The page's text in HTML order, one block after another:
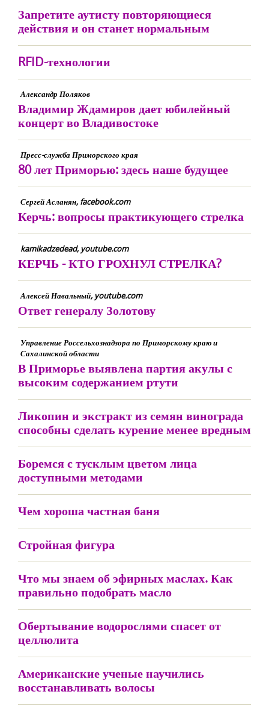
Запретите аутисту повторяющиеся
действия и он станет нормальным
RFID-технологии
Александр Поляков
Владимир Ждамиров дает юбилейный
концерт во Владивостоке
Пресс-служба Приморского края
80 лет Приморью: здесь наше будущее
Сергей Асланян, facebook.com
Керчь: вопросы практикующего стрелка
kamikadzedead, youtube.com
КЕРЧЬ - КТО ГРОХНУЛ СТРЕЛКА?
Алексей Навальный, youtube.com
Ответ генералу Золотову
Управление Россельхознадзора по Приморскому краю и
Сахалинской области
В Приморье выявлена партия акулы с
высоким содержанием ртути
Ликопин и экстракт из семян винограда
способны сделать курение менее вредным
Боремся с тусклым цветом лица
доступными методами
Чем хороша частная баня
Стройная фигура
Что мы знаем об эфирных маслах. Как
правильно подобрать масло
Обертывание водорослями спасет от
целлюлита
Американские ученые научились
восстанавливать волосы